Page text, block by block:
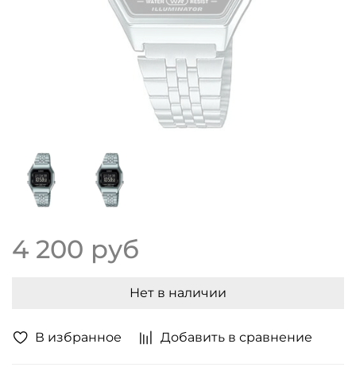
В избранное Добавить в сравнение
4 200 руб
Нет в наличии